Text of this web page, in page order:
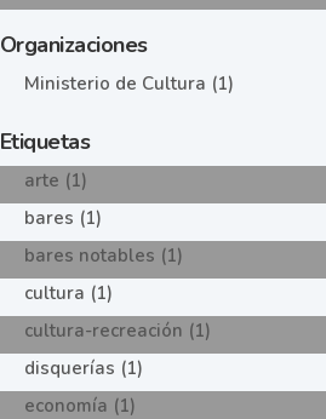
Organizaciones
Ministerio de Cultura (1)
Etiquetas
arte (1)
bares (1)
bares notables (1)
cultura (1)
cultura-recreación (1)
disquerías (1)
economía (1)